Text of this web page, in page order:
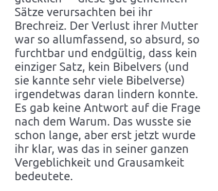
Sätze verursachten bei ihr
Brechreiz. Der Verlust ihrer Mutter
war so allumfassend, so absurd, so
furchtbar und endgültig, dass kein
einziger Satz, kein Bibelvers (und
sie kannte sehr viele Bibelverse)
irgendetwas daran lindern konnte.
Es gab keine Antwort auf die Frage
nach dem Warum. Das wusste sie
schon lange, aber erst jetzt wurde
ihr klar, was das in seiner ganzen
Vergeblichkeit und Grausamkeit
bedeutete.